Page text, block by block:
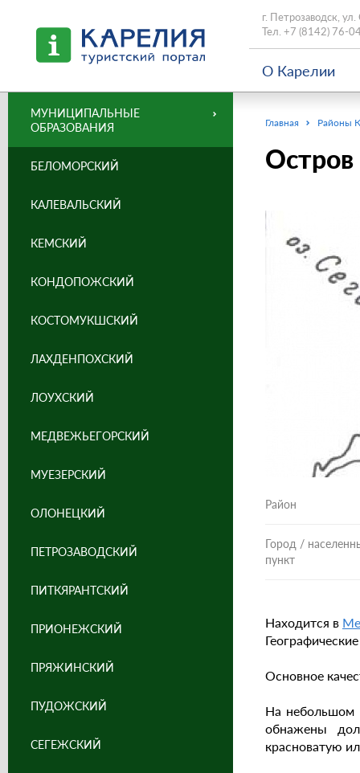
г. Петрозаводск,
Тел. +7 (8142) 76-
О Карелии
Главная Районы
Район
Город /
пункт
Находится в
Основное
На небольшом
обнажены
красноватую
МУНИЦИПАЛЬНЫЕ
ОБРАЗОВАНИЯ
БЕЛОМОРСКИЙ
КАЛЕВАЛЬСКИЙ
КЕМСКИЙ
КОНДОПОЖСКИЙ
КОСТОМУКШСКИЙ
ЛАХДЕНПОХСКИЙ
ЛОУХСКИЙ
МЕДВЕЖЬЕГОРСКИЙ
МУЕЗЕРСКИЙ
ОЛОНЕЦКИЙ
ПЕТРОЗАВОДСКИЙ
ПИТКЯРАНТСКИЙ
ПРИОНЕЖСКИЙ
ПРЯЖИНСКИЙ
ПУДОЖСКИЙ
СЕГЕЖСКИЙ